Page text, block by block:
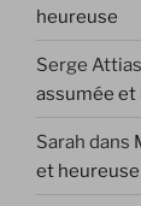
heureuse
Serge Attias
assumée et
Sarah dans
et heureuse